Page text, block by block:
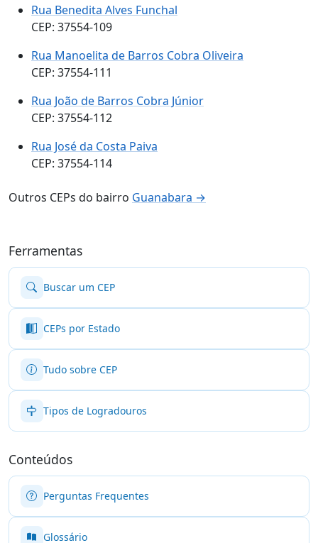
Rua Benedita Alves Funchal
CEP: 37554-109
Rua Manoelita de Barros Cobra Oliveira
CEP: 37554-111
Rua João de Barros Cobra Júnior
CEP: 37554-112
Rua José da Costa Paiva
CEP: 37554-114
Outros CEPs do bairro Guanabara →
Ferramentas
Buscar um CEP
CEPs por Estado
Tudo sobre CEP
Tipos de Logradouros
Conteúdos
Perguntas Frequentes
Glossário